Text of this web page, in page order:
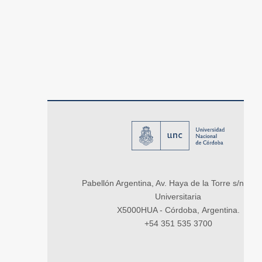
Pabellón Argentina, Av. Haya de la Torre s/n,
Universitaria
X5000HUA - Córdoba, Argentina.
+54 351 535 3700